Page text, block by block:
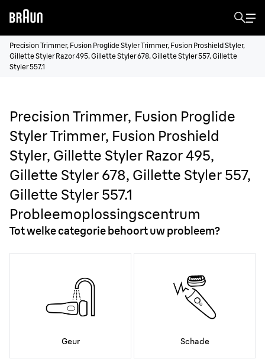
Precision Trimmer, Fusion Proglide Styler Trimmer, Fusion Proshield Styler,
Gillette Styler Razor 495, Gillette Styler 678, Gillette Styler 557, Gillette
Styler 557.1
Precision Trimmer, Fusion Proglide
Styler Trimmer, Fusion Proshield
Styler, Gillette Styler Razor 495,
Gillette Styler 678, Gillette Styler 557,
Gillette Styler 557.1
Probleemoplossingscentrum
Tot welke categorie behoort uw probleem?
Geur Schade